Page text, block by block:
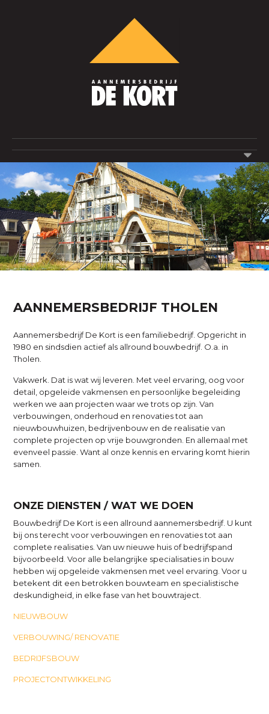
AANNEMERSBEDRIJF THOLEN
Aannemersbedrijf De Kort is een familiebedrijf. Opgericht in
1980 en sindsdien actief als allround bouwbedrijf. O.a. in
Tholen.
Vakwerk. Dat is wat wij leveren. Met veel ervaring, oog voor
detail, opgeleide vakmensen en persoonlijke begeleiding
werken we aan projecten waar we trots op zijn. Van
verbouwingen, onderhoud en renovaties tot aan
nieuwbouwhuizen, bedrijvenbouw en de realisatie van
complete projecten op vrije bouwgronden. En allemaal met
evenveel passie. Want al onze kennis en ervaring komt hierin
samen.
ONZE DIENSTEN / WAT WE DOEN
Bouwbedrijf De Kort is een allround aannemersbedrijf. U kunt
bij ons terecht voor verbouwingen en renovaties tot aan
complete realisaties. Van uw nieuwe huis of bedrijfspand
bijvoorbeeld. Voor alle belangrijke specialisaties in bouw
hebben wij opgeleide vakmensen met veel ervaring. Voor u
betekent dit een betrokken bouwteam en specialistische
deskundigheid, in elke fase van het bouwtraject.
NIEUWBOUW
VERBOUWING/ RENOVATIE
BEDRIJFSBOUW
PROJECTONTWIKKELING